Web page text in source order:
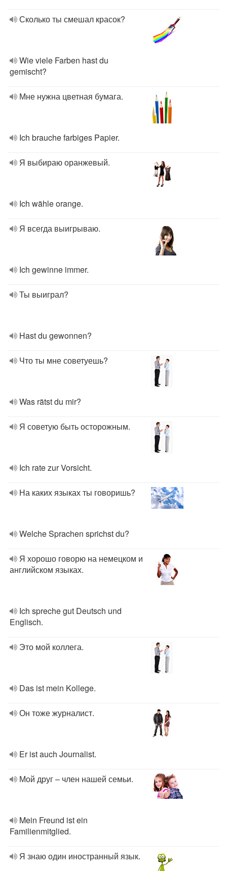
Сколько ты смешал красок?
Wie viele Farben hast du
gemischt?
Мне нужна цветная бумага.
Ich brauche farbiges Papier.
Я выбираю оранжевый.
Ich wähle orange.
Я всегда выигрываю.
Ich gewinne immer.
Ты выиграл?
Hast du gewonnen?
Что ты мне советуешь?
Was rätst du mir?
Я советую быть осторожным.
Ich rate zur Vorsicht.
На каких языках ты говоришь?
Welche Sprachen sprichst du?
Я хорошо говорю на немецком и
английском языках.
Ich spreche gut Deutsch und
Englisch.
Это мой коллега.
Das ist mein Kollege.
Он тоже журналист.
Er ist auch Journalist.
Мой друг – член нашей семьи.
Mein Freund ist ein
Familienmitglied.
Я знаю один иностранный язык.